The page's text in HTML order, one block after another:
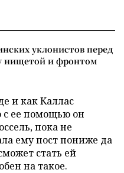
уклонистов перед
нищетой и фронтом
и как Каллас
с ее помощью он
пока не
ему пост пониже да
стать ей
на такое.